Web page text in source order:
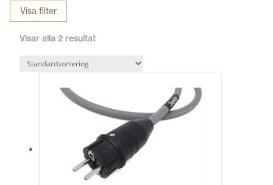
Visa filter
Visar alla 2 resultat